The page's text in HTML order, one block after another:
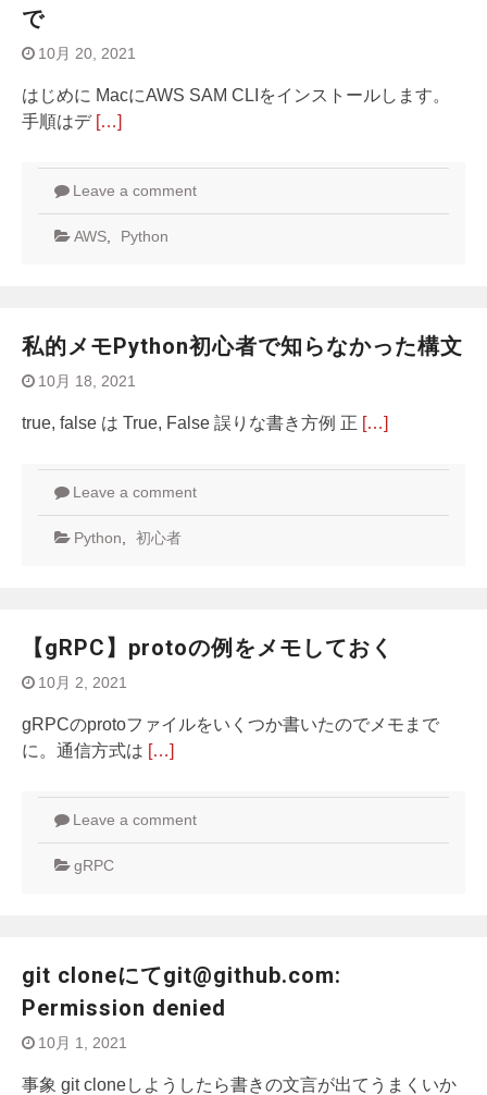
で
10月 20, 2021
はじめに MacにAWS SAM CLIをインストールします。
手順はデ […]
Leave a comment
AWS Python
私的メモPython初心者で知らなかった構文
10月 18, 2021
true, false は True, False 誤りな書き方例 正 […]
Leave a comment
Python 初心者
【gRPC】protoの例をメモしておく
10月 2, 2021
gRPCのprotoファイルをいくつか書いたのでメモまで
に。通信方式は […]
Leave a comment
gRPC
git cloneにてgit@github.com:
Permission denied
10月 1, 2021
事象 git cloneしようしたら書きの文言が出てうまくいか